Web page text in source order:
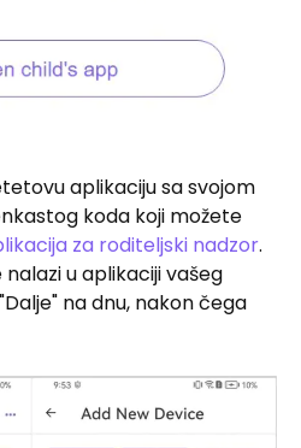
aplikaciju sa svojom
koda koji možete
za roditeljski nadzor.
nalazi u aplikaciji vašeg
na dnu, nakon čega